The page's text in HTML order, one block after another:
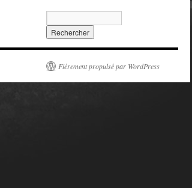
Fièrement propulsé par WordPress